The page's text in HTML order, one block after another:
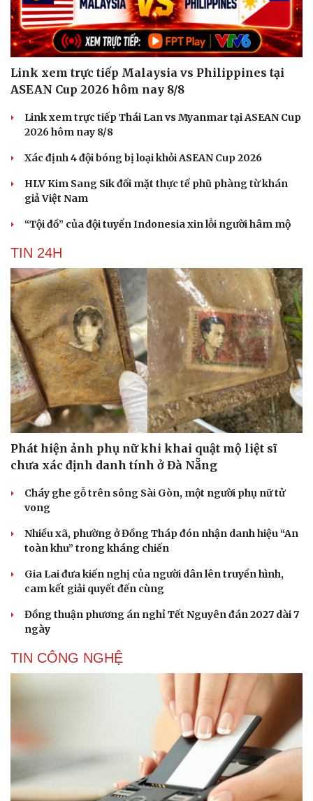
Cải chính
Link xem trực tiếp Malaysia vs Philippines tại
ASEAN Cup 2026 hôm nay 8/8
Link xem trực tiếp Thái Lan vs Myanmar tại ASEAN Cup
2026 hôm nay 8/8
Xác định 4 đội bóng bị loại khỏi ASEAN Cup 2026
HLV Kim Sang Sik đối mặt thực tế phũ phàng từ khán
giả Việt Nam
“Tội đồ” của đội tuyển Indonesia xin lỗi người hâm mộ
TIN 24H
Phát hiện ảnh phụ nữ khi khai quật mộ liệt sĩ
chưa xác định danh tính ở Đà Nẵng
Cháy ghe gỗ trên sông Sài Gòn, một người phụ nữ tử
vong
Nhiều xã, phường ở Đồng Tháp đón nhận danh hiệu “An
toàn khu” trong kháng chiến
Gia Lai đưa kiến nghị của người dân lên truyền hình,
cam kết giải quyết đến cùng
Đồng thuận phương án nghỉ Tết Nguyên đán 2027 dài 7
ngày
TIN CÔNG NGHỆ